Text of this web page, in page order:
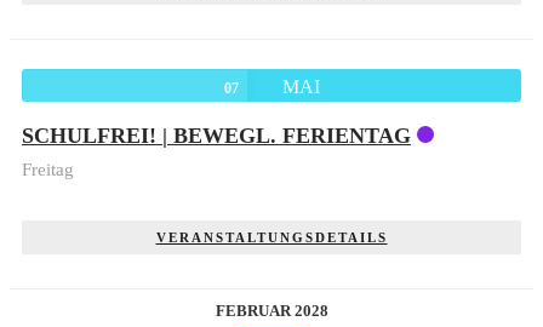
07 MAI
SCHULFREI! | BEWEGL. FERIENTAG
Freitag
VERANSTALTUNGSDETAILS
FEBRUAR 2028